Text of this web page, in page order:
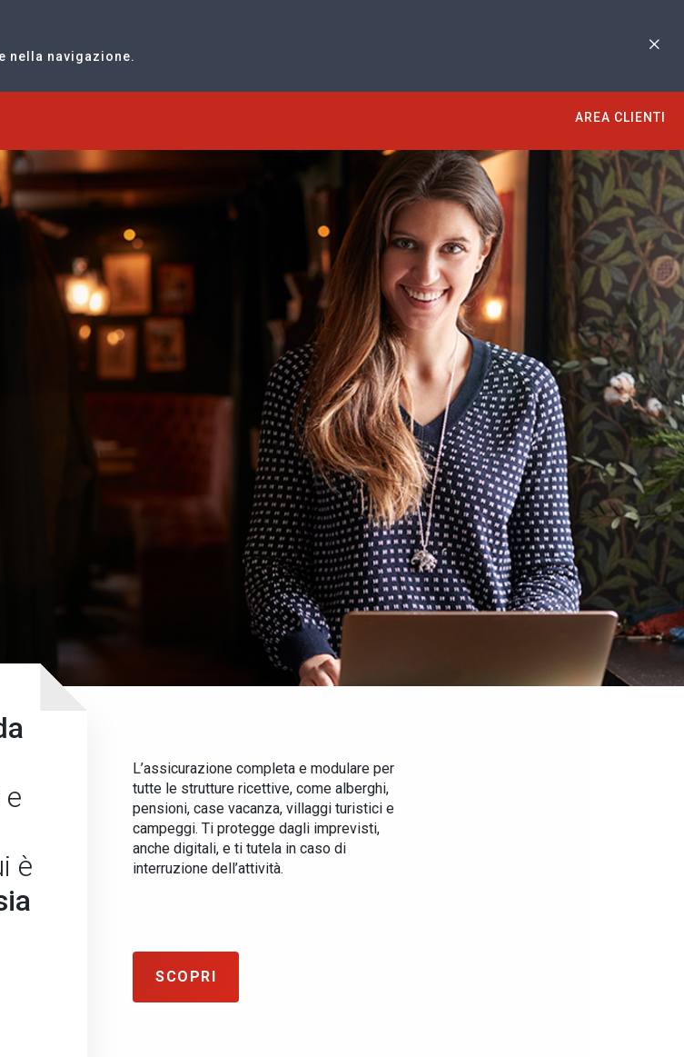
nella navigazione.
AREA CLIENTI
è
L’assicurazione completa e modulare per
tutte le strutture ricettive, come alberghi,
pensioni, case vacanza, villaggi turistici e
campeggi. Ti protegge dagli imprevisti,
anche digitali, e ti tutela in caso di
interruzione dell’attività.
SCOPRI